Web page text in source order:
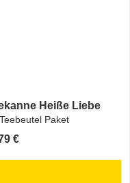
Heiße Liebe
Paket
€€